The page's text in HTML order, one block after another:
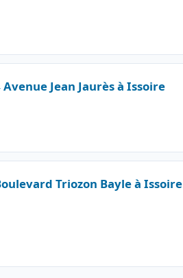
Jean Jaurès à Issoire
Triozon Bayle à Issoire